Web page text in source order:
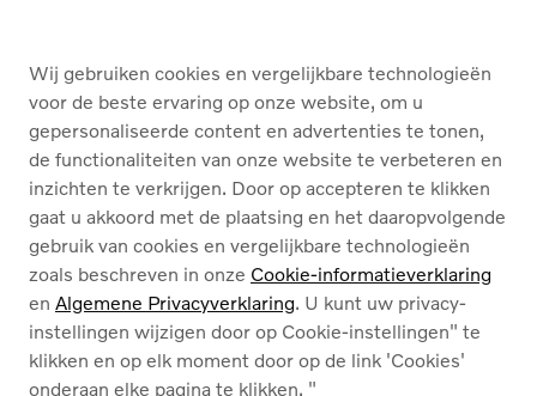
OVER ONS
Nederlands Français
Cookies
Privacybeleid
Juridische info
Wij gebruiken cookies en vergelijkbare technologieën
voor de beste ervaring op onze website, om u
gepersonaliseerde content en advertenties te tonen,
de functionaliteiten van onze website te verbeteren en
inzichten te verkrijgen. Door op accepteren te klikken
gaat u akkoord met de plaatsing en het daaropvolgende
gebruik van cookies en vergelijkbare technologieën
zoals beschreven in onze Cookie-informatieverklaring
en Algemene Privacyverklaring. U kunt uw privacy-
instellingen wijzigen door op Cookie-instellingen" te
klikken en op elk moment door op de link 'Cookies'
onderaan elke pagina te klikken. "